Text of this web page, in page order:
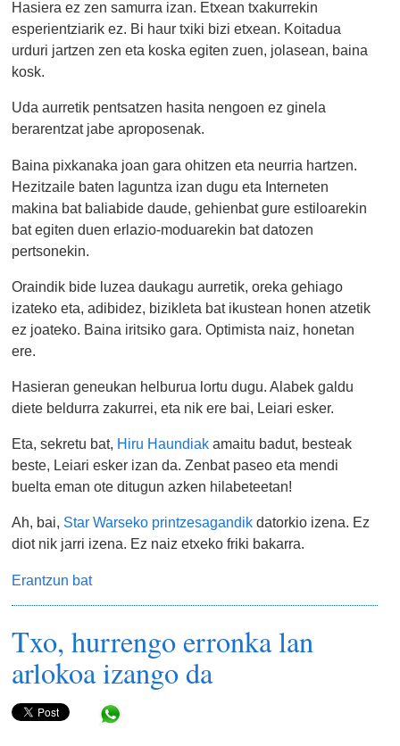
Hasiera ez zen samurra izan. Etxean txakurrekin
esperientziarik ez. Bi haur txiki bizi etxean. Koitadua
urduri jartzen zen eta koska egiten zuen, jolasean, baina
kosk.
Uda aurretik pentsatzen hasita nengoen ez ginela
berarentzat jabe aproposenak.
Baina pixkanaka joan gara ohitzen eta neurria hartzen.
Hezitzaile baten laguntza izan dugu eta Interneten
makina bat baliabide daude, gehienbat gure estiloarekin
bat egiten duen erlazio-moduarekin bat datozen
pertsonekin.
Oraindik bide luzea daukagu aurretik, oreka gehiago
izateko eta, adibidez, bizikleta bat ikustean honen atzetik
ez joateko. Baina iritsiko gara. Optimista naiz, honetan
ere.
Hasieran geneukan helburua lortu dugu. Alabek galdu
diete beldurra zakurrei, eta nik ere bai, Leiari esker.
Eta, sekretu bat, Hiru Haundiak amaitu badut, besteak
beste, Leiari esker izan da. Zenbat paseo eta mendi
buelta eman ote ditugun azken hilabeteetan!
Ah, bai, Star Warseko printzesagandik datorkio izena. Ez
diot nik jarri izena. Ez naiz etxeko friki bakarra.
Erantzun bat
Txo, hurrengo erronka lan
arlokoa izango da